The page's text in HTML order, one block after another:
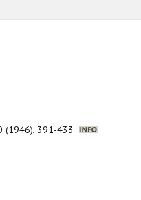
(1946), 391-433